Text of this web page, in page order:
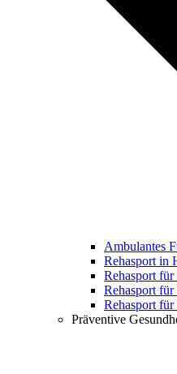
Ambulantes
Rehasport in
Rehasport
Rehasport
Rehasport
Präventive